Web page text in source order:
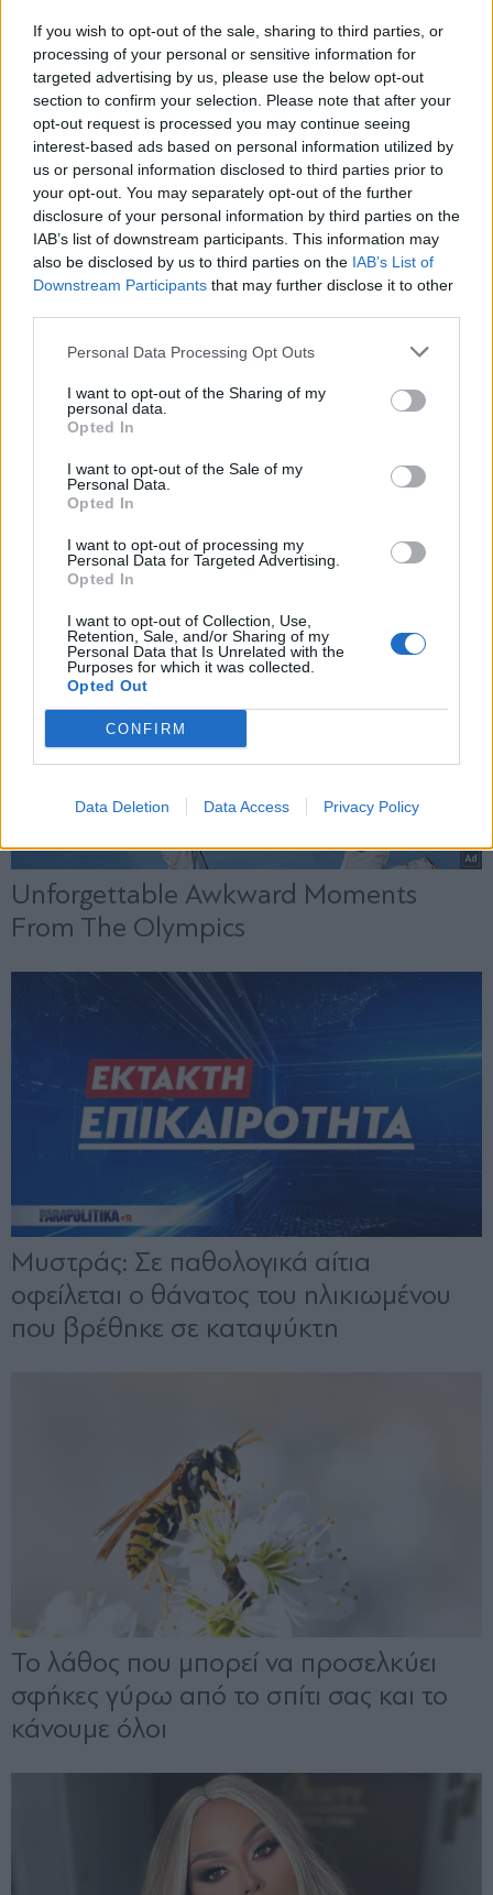
If you wish to opt-out of the sale, sharing to third parties, or
processing of your personal or sensitive information for
targeted advertising by us, please use the below opt-out
section to confirm your selection. Please note that after your
opt-out request is processed you may continue seeing
interest-based ads based on personal information utilized by
us or personal information disclosed to third parties prior to
your opt-out. You may separately opt-out of the further
disclosure of your personal information by third parties on the
IAB’s list of downstream participants. This information may
also be disclosed by us to third parties on the IAB’s List of
Downstream Participants that may further disclose it to other
Personal Data Processing Opt Outs
I want to opt-out of the Sharing of my
personal data.
Opted In
I want to opt-out of the Sale of my
Personal Data.
Opted In
I want to opt-out of processing my
Personal Data for Targeted Advertising.
Opted In
I want to opt-out of Collection, Use,
Retention, Sale, and/or Sharing of my
Personal Data that Is Unrelated with the
Purposes for which it was collected.
Opted Out
CONFIRM
Data Deletion Data Access Privacy Policy
έκανε σεξ με συνάδελφό της μέσα σε
γυμνάσιο την ώρα των μαθημάτων
(Βίντεο)
Εγγραφή στο newsletter
Αποδέχομαι τους
και την πολιτική απορρήτου
X